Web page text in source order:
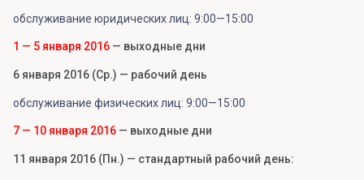
обслуживание юридических лиц: 9:00—15:00
1 — 5 января 2016 — выходные дни
6 января 2016 (Ср.) — рабочий день
обслуживание физических лиц: 9:00—15:00
7 — 10 января 2016 — выходные дни
11 января 2016 (Пн.) — стандартный рабочий день: